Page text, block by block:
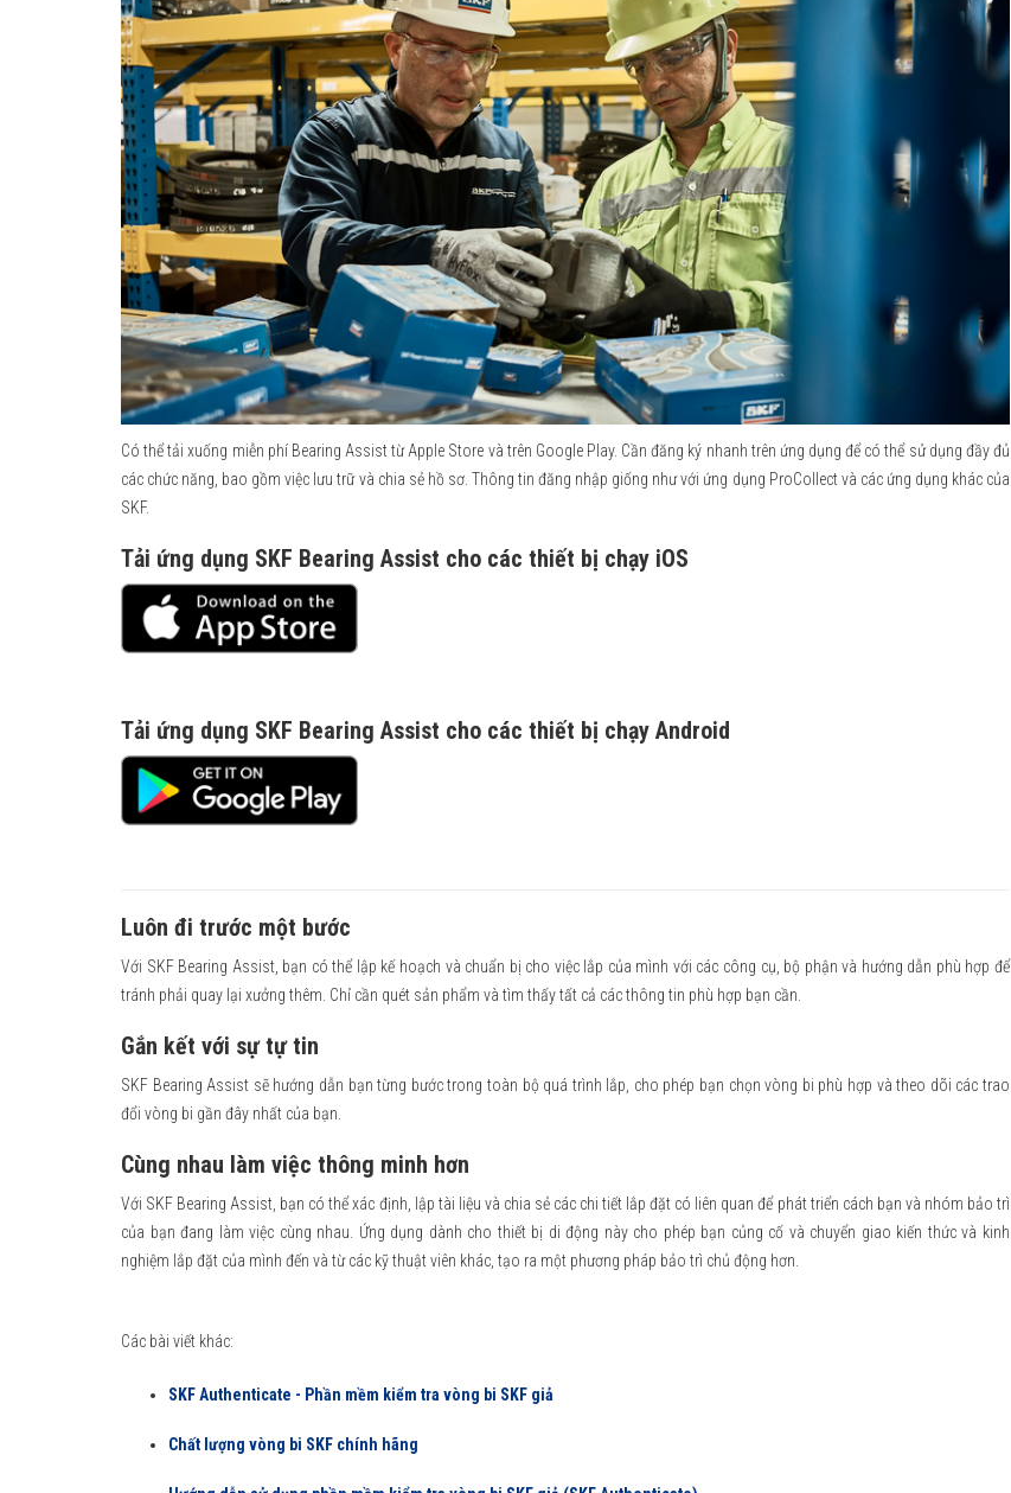
Có thể tải xuống miễn phí Bearing Assist từ Apple Store và trên Google Play. Cần đăng ký nhanh trên ứng dụng để có thể sử dụng đầy đủ
các chức năng, bao gồm việc lưu trữ và chia sẻ hồ sơ. Thông tin đăng nhập giống như với ứng dụng ProCollect và các ứng dụng khác của
SKF.
Tải ứng dụng SKF Bearing Assist cho các thiết bị chạy iOS
Tải ứng dụng SKF Bearing Assist cho các thiết bị chạy Android
Luôn đi trước một bước
Với SKF Bearing Assist, bạn có thể lập kế hoạch và chuẩn bị cho việc lắp của mình với các công cụ, bộ phận và hướng dẫn phù hợp để
tránh phải quay lại xưởng thêm. Chỉ cần quét sản phẩm và tìm thấy tất cả các thông tin phù hợp bạn cần.
Gắn kết với sự tự tin
SKF Bearing Assist sẽ hướng dẫn bạn từng bước trong toàn bộ quá trình lắp, cho phép bạn chọn vòng bi phù hợp và theo dõi các trao
đổi vòng bi gần đây nhất của bạn.
Cùng nhau làm việc thông minh hơn
Với SKF Bearing Assist, bạn có thể xác định, lập tài liệu và chia sẻ các chi tiết lắp đặt có liên quan để phát triển cách bạn và nhóm bảo trì
của bạn đang làm việc cùng nhau. Ứng dụng dành cho thiết bị di động này cho phép bạn củng cố và chuyển giao kiến thức và kinh
nghiệm lắp đặt của mình đến và từ các kỹ thuật viên khác, tạo ra một phương pháp bảo trì chủ động hơn.
Các bài viết khác:
SKF Authenticate - Phần mềm kiểm tra vòng bi SKF giả
Chất lượng vòng bi SKF chính hãng